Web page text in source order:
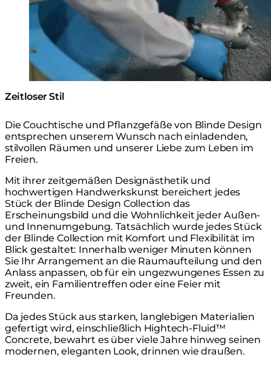
Zeitloser Stil
Die Couchtische und Pflanzgefäße von Blinde Design
entsprechen unserem Wunsch nach einladenden,
stilvollen Räumen und unserer Liebe zum Leben im
Freien.
Mit ihrer zeitgemäßen Designästhetik und
hochwertigen Handwerkskunst bereichert jedes
Stück der Blinde Design Collection das
Erscheinungsbild und die Wohnlichkeit jeder Außen-
und Innenumgebung. Tatsächlich wurde jedes Stück
der Blinde Collection mit Komfort und Flexibilität im
Blick gestaltet: Innerhalb weniger Minuten können
Sie Ihr Arrangement an die Raumaufteilung und den
Anlass anpassen, ob für ein ungezwungenes Essen zu
zweit, ein Familientreffen oder eine Feier mit
Freunden.
Da jedes Stück aus starken, langlebigen Materialien
gefertigt wird, einschließlich Hightech-Fluid™
Concrete, bewahrt es über viele Jahre hinweg seinen
modernen, eleganten Look, drinnen wie draußen.